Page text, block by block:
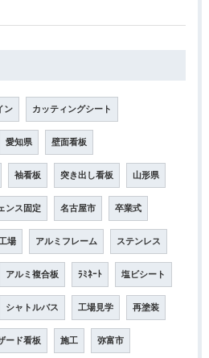
ン カッティングシート
愛知県 壁面看板
袖看板 突き出し看板 山形県
ンス固定 名古屋市 卒業式
工場 アルミフレーム ステンレス
アルミ複合板 ﾗﾐﾈｰﾄ 塩ビシート
シャトルバス 工場見学 再塗装
ード看板 施工 弥富市